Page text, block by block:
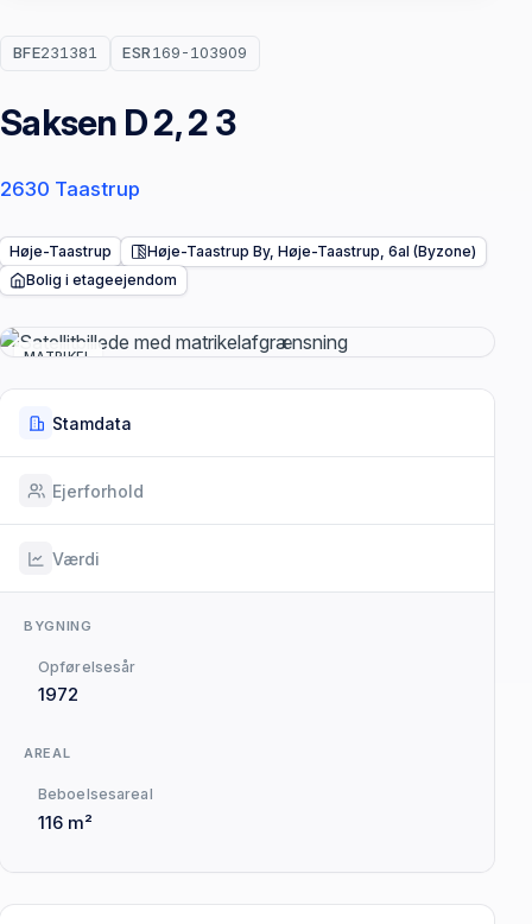
BFE231381 ESR169-103909
Saksen D 2, 2 3
2630 Taastrup
Høje-Taastrup
Høje-Taastrup By, Høje-Taastrup, 6al (Byzone)
Bolig i etageejendom
MATRIKEL
Stamdata
Ejerforhold
Værdi
BYGNING
Opførelsesår
1972
AREAL
Beboelsesareal
116 m²